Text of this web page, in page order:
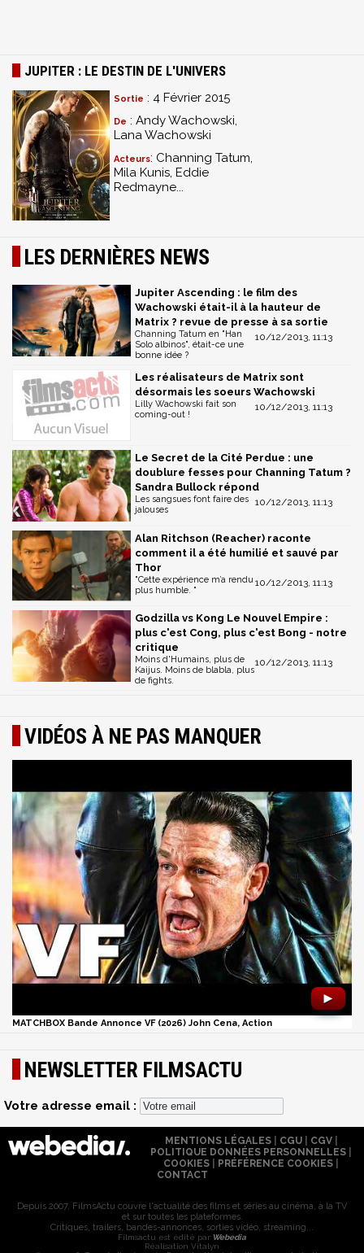
JUPITER : LE DESTIN DE L'UNIVERS
Sortie : 4 Février 2015
De : Andy Wachowski,
Lana Wachowski
Acteurs: Channing Tatum,
Mila Kunis, Eddie
Redmayne...
LES DERNIÈRES NEWS
Jupiter Ascending : le film des
Wachowski était-il à la hauteur de
Matrix ? revue de presse à sa sortie
10/12/2013, 11:13
Channing Tatum en "Han
Solo albinos", était-ce une
bonne idée ?
Les réalisateurs de Matrix sont
désormais les soeurs Wachowski
10/12/2013, 11:13
Lilly Wachowski fait son
coming-out !
Le Secret de la Cité Perdue : une
doublure fesses pour Channing Tatum ?
Sandra Bullock répond
10/12/2013, 11:13
Les sangsues font faire des
jalouses
Alan Ritchson (Reacher) raconte
comment il a été humilié et sauvé par
Thor
10/12/2013, 11:13
"Cette expérience m’a rendu
plus humble. "
Godzilla vs Kong Le Nouvel Empire :
plus c'est Cong, plus c'est Bong - notre
critique
10/12/2013, 11:13
Moins d'Humains, plus de
Kaijus. Moins de blabla, plus
de fights.
VIDÉOS À NE PAS MANQUER
►
MATCHBOX Bande Annonce VF (2026) John Cena, Action
NEWSLETTER FILMSACTU
Votre adresse email :
MENTIONS LÉGALES| CGU| CGV|
POLITIQUE DONNÉES PERSONNELLES
COOKIES
PRÉFÉRENCE COOKIES
CONTACT
Depuis 2007, FilmsActu couvre l'actualité des films et séries au cinéma, à la TV
et sur toutes les plateformes.
Critiques, trailers, bandes-annonces, sorties vidéo, streaming...
Filmsactu est édité par Webedia
Réalisation Vitalyn